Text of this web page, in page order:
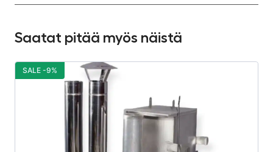
Saatat pitää myös näistä
SALE -9%